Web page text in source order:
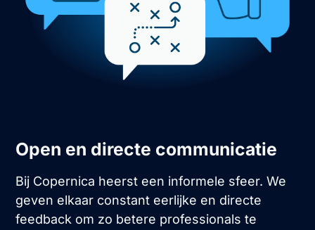
Open en directe communicatie
Bij Copernica heerst een informele sfeer. We
geven elkaar constant eerlijke en directe
feedback om zo betere professionals te